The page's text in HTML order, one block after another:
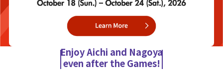
Enjoy Aichi and Nagoya
even after the Games!